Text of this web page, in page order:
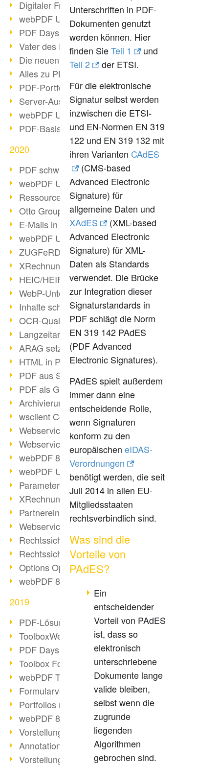
Digitaler Freigabeprozess
webPDF Update 8.0.0.2255
PDF Days Europe 2021
Vater des PDF gestorben
Die neuen PDF Standards 2020
Alles zu PDF/A-4
PDF-Portfolio erstellen
Server-Auslastung Status-Seite
webPDF Update 8.0.0.2229
PDF-Basisdatenpflege mit webPDF
2020
PDF schwärzen & bereinigen
webPDF Update 8.0.0.2193
Ressourcen für Entwickler
Otto Group Recruiting
E-Mails in PDF
webPDF Update 8.0.0.2176
ZUGFeRD im Überblick
XRechnung Überblick
HEIC/HEIF-Unterstützung
WebP-Unterstützung
Inhalte schwärzen
OCR-Qualität verbessert
Langzeitarchivierung PDF
ARAG setzt auf webPDF
HTML in PDF umwandeln
PDF aus SAP
PDF als Grafik exportieren
Archivierung & Migration
wsclient Converter
Webservice Toolbox (3)
Webservice PDF/A
webPDF 8 Neuerungen (Teil 2)
webPDF Update 8.0.0.2058
Parameter-Umstellung
XRechnung bei deutschen Behörden
Partnereinsatz unserer Software
Webservice Beispiel: XMP-Metadaten
Rechtssichere Mail-Archivierung (2)
Rechtssichere Mail-Archivierung (1)
Options Operation
webPDF 8 Neuerungen (Teil 1)
2019
PDF-Lösung für Unternehmen
ToolboxWebService Print Operation
PDF Days 2020
Toolbox Forms Operation
webPDF Toolbox Delete
Formularverarbeitung mit webPDF
Portfolios mit webPDF erstellen
webPDF 8.0 gestartet
Vorstellung weiterer ActionTypes
AnnotationSelection Objekt
Vorstellung weiterer ActionTypes
Unterschriften in PDF-
Dokumenten genutzt
werden können. Hier
finden SieTeil 1
und
Teil 2
der ETSI.
Für die elektronische
Signatur selbst werden
inzwischen die ETSI-
und EN-Normen EN 319
122 und EN 319 132 mit
ihren Varianten CAdES
(CMS-based
Advanced Electronic
Signature) für
allgemeine Daten und
XAdES
(XML-based
Advanced Electronic
Signature) für XML-
Daten als Standards
verwendet. Die Brücke
zur Integration dieser
Signaturstandards in
PDF schlägt die Norm
EN 319 142 PAdES
(PDF Advanced
Electronic Signatures).
PAdES spielt außerdem
immer dann eine
entscheidende Rolle,
wenn Signaturen
konform zu den
europäischen eIDAS-
Verordnungen
benötigt werden, die seit
Juli 2014 in allen EU-
Mitgliedsstaaten
rechtsverbindlich sind.
Was sind die
Vorteile von
PAdES?
Ein
entscheidender
Vorteil von PAdES
ist, dass so
elektronisch
unterschriebene
Dokumente lange
valide bleiben,
selbst wenn die
zugrunde
liegenden
Algorithmen
gebrochen sind.